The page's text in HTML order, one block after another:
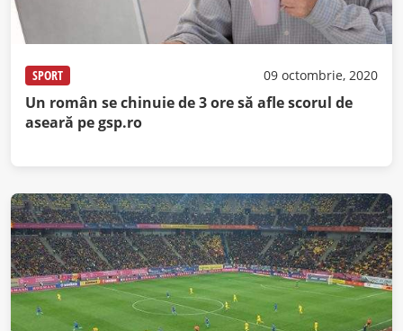
SPORT 09 octombrie, 2020
Un român se chinuie de 3 ore să afle scorul de
aseară pe gsp.ro